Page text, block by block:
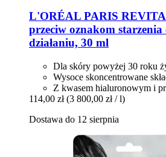
L'ORÉAL PARIS
przeciw oznakom
działaniu, 30 ml
Dla skóry powyżej 30 roku
Wysoce skoncentrowane
Z kwasem hialuronowym i
114,00 zł (3 800,00 zł / l)
Dostawa do 12 sierpnia